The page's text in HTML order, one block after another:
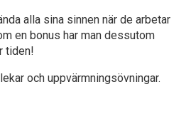
alla sina sinnen när de arbetar
en bonus har man dessutom
tiden!
och uppvärmnings­övningar.